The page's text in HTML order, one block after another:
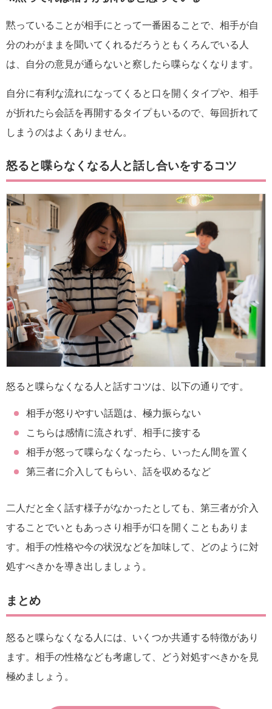
黙っていることが相手にとって一番困ることで、相手が自
分のわがままを聞いてくれるだろうともくろんでいる人
は、自分の意見が通らないと察したら喋らなくなります。
自分に有利な流れになってくると口を開くタイプや、相手
が折れたら会話を再開するタイプもいるので、毎回折れて
しまうのはよくありません。
怒ると喋らなくなる人と話し合いをするコツ
怒ると喋らなくなる人と話すコツは、以下の通りです。
相手が怒りやすい話題は、極力振らない
こちらは感情に流されず、相手に接する
相手が怒って喋らなくなったら、いったん間を置く
第三者に介入してもらい、話を収めるなど
二人だと全く話す様子がなかったとしても、第三者が介入
することでいともあっさり相手が口を開くこともありま
す。相手の性格や今の状況などを加味して、どのように対
処すべきかを導き出しましょう。
まとめ
怒ると喋らなくなる人には、いくつか共通する特徴があり
ます。相手の性格なども考慮して、どう対処すべきかを見
極めましょう。